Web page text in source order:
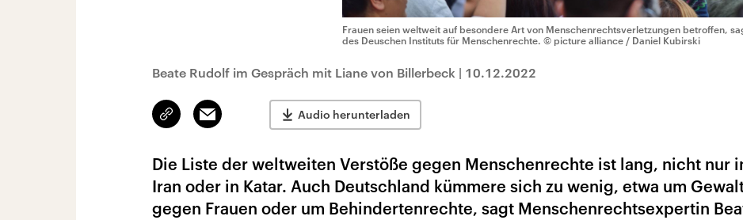
Frauen seien weltweit auf besondere Art von Menschenrechtsverletzungen betroffen,
des Deuschen Instituts für Menschenrechte. © picture alliance / Daniel Kubirski
Beate Rudolf im Gespräch mit Liane von Billerbeck | 10.12.2022
Link
kopieren/teilen
Email Audio herunterladen
Die Liste der weltweiten Verstöße gegen Menschenrechte ist lang, nicht nur
Iran oder in Katar. Auch Deutschland kümmere sich zu wenig, etwa um
gegen Frauen oder um Behindertenrechte, sagt Menschenrechtsexpertin